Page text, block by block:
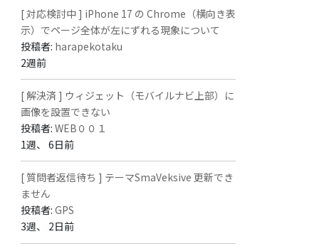
[ 対応検討中 ] iPhone 17 の Chrome（横向き表
示）でページ全体が左にずれる現象について
投稿者: harapekotaku
2週前
[ 解決済 ] ウィジェット（モバイルナビ上部）に
画像を設置できない
投稿者:WEB００１
1週、 6日前
[ 質問者返信待ち ] テーマSmaVeksive 更新でき
ません
投稿者:GPS
3週、 2日前